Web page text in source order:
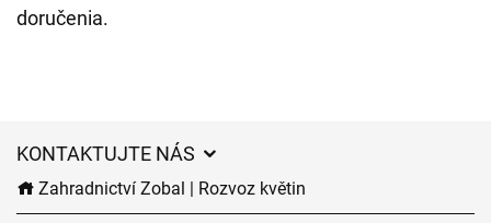
doručenia.
KONTAKTUJTE NÁS
Zahradnictví Zobal | Rozvoz květin